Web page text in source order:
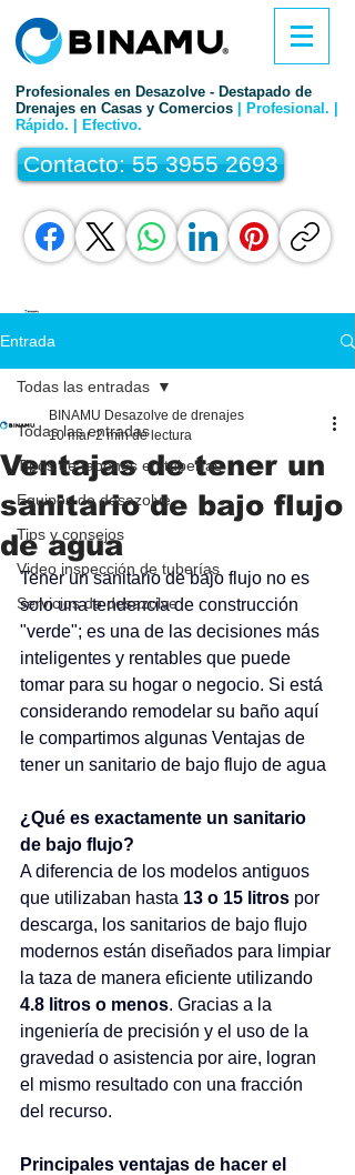
Profesionales en Desazolve - Destapado de
Drenajes en Casas y Comercios
| Profesional. |
Rápido. | Efectivo.
Contacto: 55 3955 2693
Entrada
Todas las entradas
Tipos de tapones en tuberías
Equipos de desazolve
Tips y consejos
Video inspección de tuberías
Servicios de desazolve
Todas las entradas
Ventajas de tener un
sanitario de bajo flujo
de agua
BINAMU Desazolve de drenajes
10 mar 2 min de lectura
Tener un sanitario de bajo flujo no es
solo una tendencia de construcción
"verde"; es una de las decisiones más
inteligentes y rentables que puede
tomar para su hogar o negocio. Si está
considerando remodelar su baño aquí
le compartimos algunas Ventajas de
tener un sanitario de bajo flujo de agua
¿Qué es exactamente un sanitario
de bajo flujo?
A diferencia de los modelos antiguos
que utilizaban hasta 13 o 15 litros por
descarga, los sanitarios de bajo flujo
modernos están diseñados para limpiar
la taza de manera eficiente utilizando
4.8 litros o menos. Gracias a la
ingeniería de precisión y el uso de la
gravedad o asistencia por aire, logran
el mismo resultado con una fracción
del recurso.
Principales ventajas de hacer el